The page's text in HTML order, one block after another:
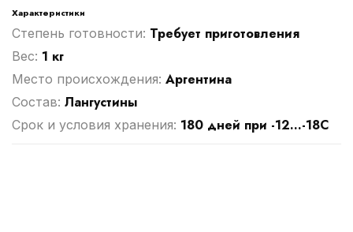
Характеристики
Степень готовности: Требует приготовления
Вес: 1 кг
Место происхождения: Аргентина
Cостав: Лангустины
Срок и условия хранения: 180 дней при -12...-18С